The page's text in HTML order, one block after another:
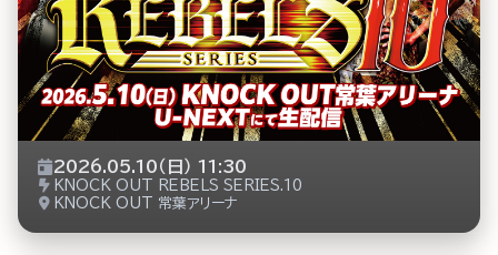
2026.05.10（日） 11:30
KNOCK OUT REBELS SERIES.10
KNOCK OUT 常葉アリーナ